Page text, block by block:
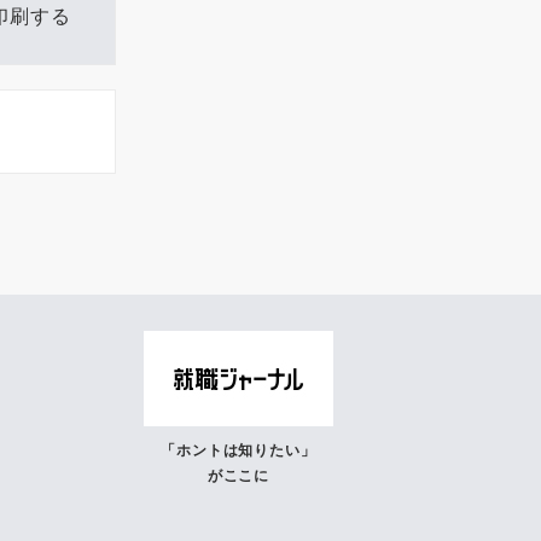
刷する
「ホントは知りたい」
がここに